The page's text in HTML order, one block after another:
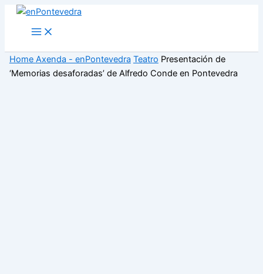
Main
Menu
Home Axenda - enPontevedra Teatro Presentación de
‘Memorias desaforadas’ de Alfredo Conde en Pontevedra